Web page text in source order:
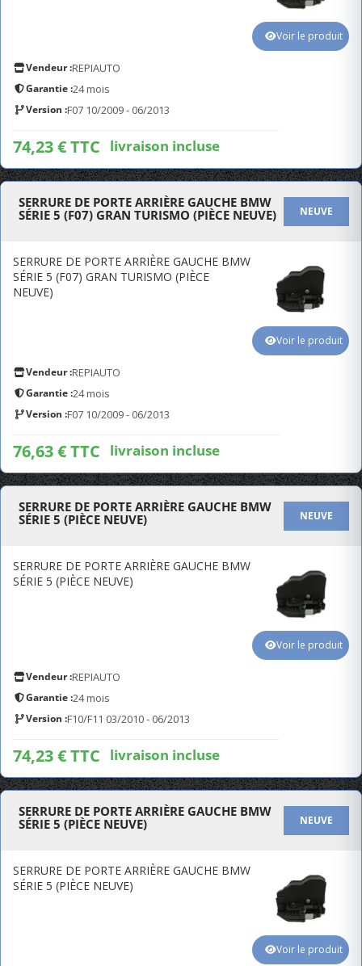
Vendeur :REPIAUTO
Garantie :24 mois
Version :F07 10/2009 - 06/2013
74,23 € TTC livraison incluse
Voir le produit
SERRURE DE PORTE ARRIÈRE GAUCHE BMW
SÉRIE 5 (F07) GRAN TURISMO (PIÈCE NEUVE)
NEUVE
SERRURE DE PORTE ARRIÈRE GAUCHE BMW
SÉRIE 5 (F07) GRAN TURISMO (PIÈCE
NEUVE)
Vendeur :REPIAUTO
Garantie :24 mois
Version :F07 10/2009 - 06/2013
76,63 € TTC livraison incluse
Voir le produit
SERRURE DE PORTE ARRIÈRE GAUCHE BMW
SÉRIE 5 (PIÈCE NEUVE)
NEUVE
SERRURE DE PORTE ARRIÈRE GAUCHE BMW
SÉRIE 5 (PIÈCE NEUVE)
Vendeur :REPIAUTO
Garantie :24 mois
Version :F10/F11 03/2010 - 06/2013
74,23 € TTC livraison incluse
Voir le produit
SERRURE DE PORTE ARRIÈRE GAUCHE BMW
SÉRIE 5 (PIÈCE NEUVE)
NEUVE
SERRURE DE PORTE ARRIÈRE GAUCHE BMW
SÉRIE 5 (PIÈCE NEUVE)
Voir le produit